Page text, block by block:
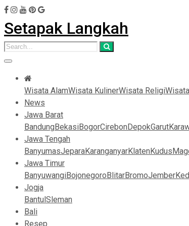
Setapak Langkah
Wisata AlamWisata KulinerWisata Religi
News
Jawa Barat
BandungBekasiBogorCirebonDepokGarut
Jawa Tengah
BanyumasJeparaKaranganyarKlatenKudus
Jawa Timur
BanyuwangiBojonegoroBlitarBromoJember
Jogja
BantulSleman
Bali
Resep